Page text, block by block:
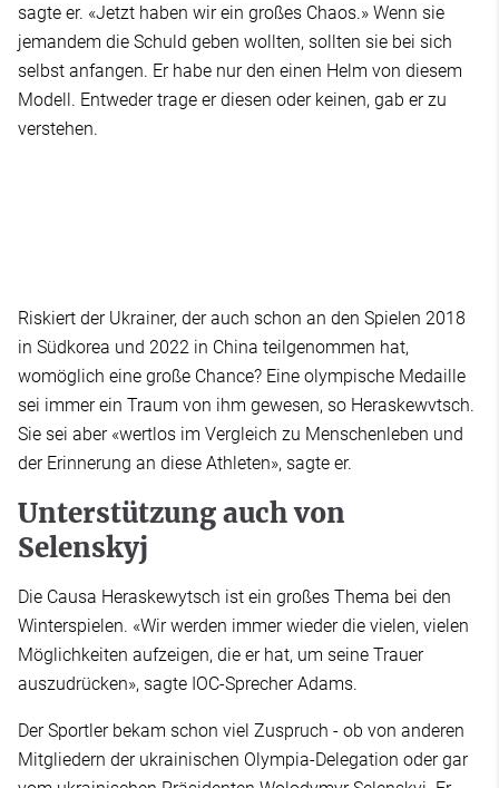
sagte er. «Jetzt haben wir ein großes Chaos.» Wenn sie
jemandem die Schuld geben wollten, sollten sie bei sich
selbst anfangen. Er habe nur den einen Helm von diesem
Modell. Entweder trage er diesen oder keinen, gab er zu
verstehen.
Riskiert der Ukrainer, der auch schon an den Spielen 2018
in Südkorea und 2022 in China teilgenommen hat,
womöglich eine große Chance? Eine olympische Medaille
sei immer ein Traum von ihm gewesen, so Heraskewvtsch.
Sie sei aber «wertlos im Vergleich zu Menschenleben und
der Erinnerung an diese Athleten», sagte er.
Unterstützung auch von
Selenskyj
Die Causa Heraskewytsch ist ein großes Thema bei den
Winterspielen. «Wir werden immer wieder die vielen, vielen
Möglichkeiten aufzeigen, die er hat, um seine Trauer
auszudrücken», sagte IOC-Sprecher Adams.
Der Sportler bekam schon viel Zuspruch - ob von anderen
Mitgliedern der ukrainischen Olympia-Delegation oder gar